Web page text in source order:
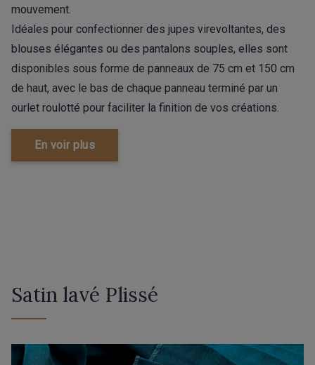
mouvement.
Idéales pour confectionner des jupes virevoltantes, des
blouses élégantes ou des pantalons souples, elles sont
disponibles sous forme de panneaux de 75 cm et 150 cm
de haut, avec le bas de chaque panneau terminé par un
ourlet roulotté pour faciliter la finition de vos créations.
En voir plus
Satin lavé Plissé